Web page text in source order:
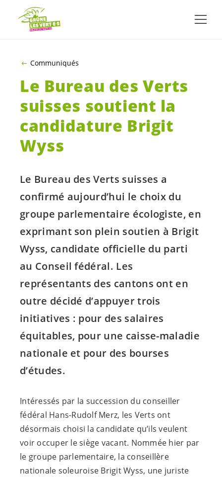
ALLER AU CONTENU PRINCIPAL
Communiqués
Le Bureau des Verts
suisses soutient la
candidature Brigit
Wyss
Le Bureau des Verts suisses a
confirmé aujourd’hui le choix du
groupe parlementaire écologiste, en
exprimant son plein soutien à Brigit
Wyss, candidate officielle du parti
au Conseil fédéral. Les
représentants des cantons ont en
outre décidé d’appuyer trois
initiatives : pour des salaires
équitables, pour une caisse-maladie
nationale et pour des bourses
d’études.
Intéressés par la succession du conseiller
fédéral Hans-Rudolf Merz, les Verts ont
désormais choisi la candidate qu’ils veulent
voir occuper le siège vacant. Nommée hier par
le groupe parlementaire, la conseillère
nationale soleuroise Brigit Wyss, une juriste